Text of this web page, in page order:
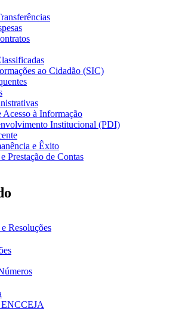
ao Cidadão (SIC)
Acesso à Informação
Institucional (PDI)
e Êxito
Prestação de Contas
Resoluções